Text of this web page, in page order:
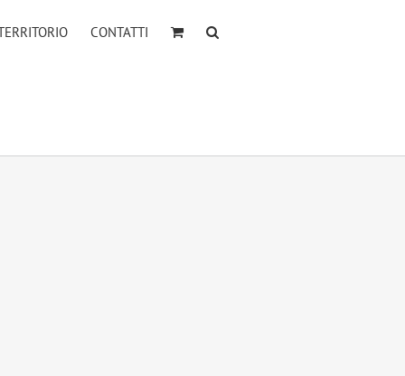
CONTATTI